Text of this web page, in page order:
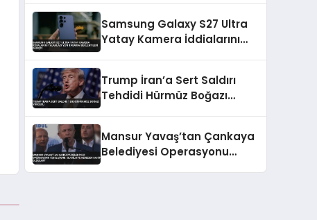
Samsung Galaxy S27 Ultra
Yatay Kamera İddialarını
Trump İran’a Sert Saldırı
Tehdidi Hürmüz Boğazı
Mansur Yavaş’tan Çankaya
Belediyesi Operasyonu